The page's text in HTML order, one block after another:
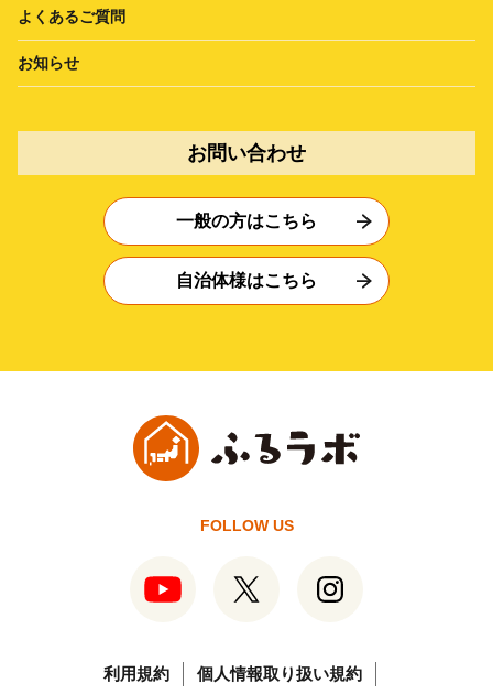
よくあるご質問
お知らせ
お問い合わせ
一般の方はこちら
自治体様はこちら
FOLLOW US
利用規約 個人情報取り扱い規約